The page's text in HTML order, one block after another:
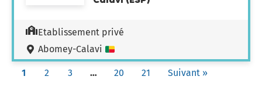
Etablissement privé
Abomey-Calavi
1 2 3 … 20 21 Suivant »